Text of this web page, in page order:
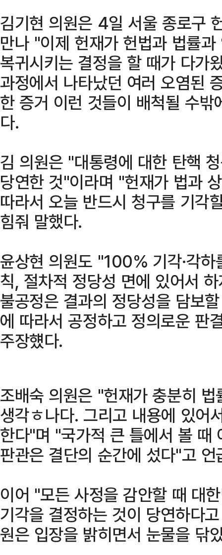
김기현 의원은 4일 서울 종로구
만나 "이제 헌재가 헌법과 법률
복귀시키는 결정을 할 때가 다가
과정에서 나타났던 여러 오염된
한 증거 이런 것들이 배척될 수
다.
김 의원은 "대통령에 대한 탄핵
당연한 것"이라며 "헌재가 법과
따라서 오늘 반드시 청구를 기각
힘줘 말했다.
윤상현 의원도 "100% 기각·각
칙, 절차적 정당성 면에 있어서
불공정은 결과의 정당성을 담보
에 따라서 공정하고 정의로운 판
주장헀다.
조배숙 의원은 "헌재가 충분히
생각ㅎ나다. 그리고 내용에 있어
한다"며 "국가적 큰 틀에서 볼 때
판관은 결단의 순간에 섰다"고 언
이어 "모든 사정을 감안할 때 대
기각을 결정하는 것이 당연하다
원은 입장을 밝히면서 눈물을 닦